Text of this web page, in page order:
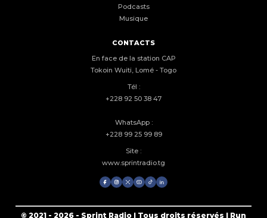
Podcasts
Musique
CONTACTS
En face de la station CAP
Tokoin Wuiti, Lomé - Togo
Tél :
+228 92 50 38 47
WhatsApp :
+228 99 25 99 89
Site :
www.sprintradio.tg
© 2021 - 2026 - Sprint Radio | Tous droits réservés | Run